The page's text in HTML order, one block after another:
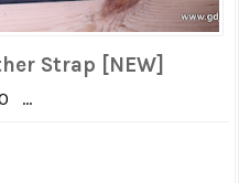
Strap [NEW]
...